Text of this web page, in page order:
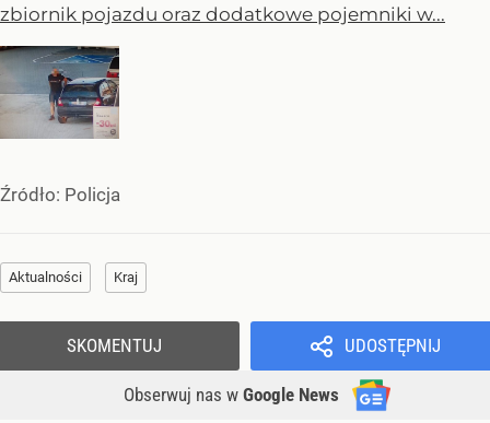
zbiornik pojazdu oraz dodatkowe pojemniki w...
Źródło: Policja
Aktualności Kraj
UDOSTĘPNIJ
Obserwuj nas w Google News
SKOMENTUJ